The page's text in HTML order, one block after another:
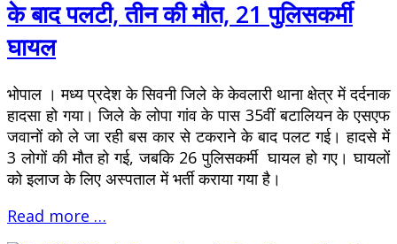
के बाद पलटी, तीन की मौत, 21 पुलिसकर्मी
घायल
भोपाल । मध्य प्रदेश के सिवनी जिले के केवलारी थाना क्षेत्र में दर्दनाक
हादसा हो गया। जिले के लोपा गांव के पास 35वीं बटालियन के एसएफ
जवानों को ले जा रही बस कार से टकराने के बाद पलट गई। हादसे में
3 लोगों की मौत हो गई, जबकि 26 पुलिसकर्मी घायल हो गए। घायलों
को इलाज के लिए अस्पताल में भर्ती कराया गया है।
Read more …